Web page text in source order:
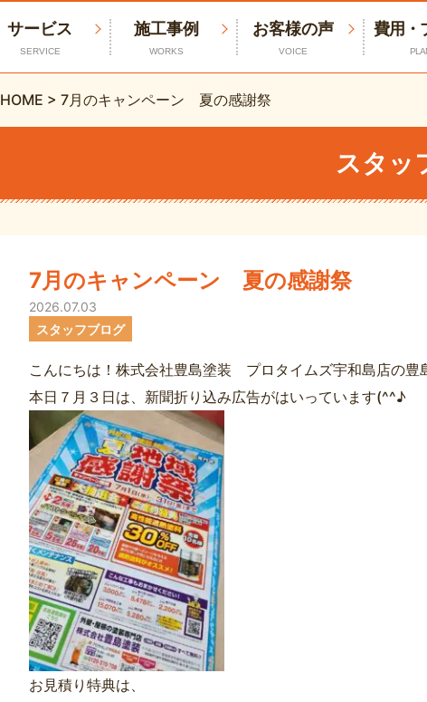
サービス
SERVICE
施工事例
WORKS
お客様の声
VOICE
費用・
HOME > 7月のキャンペーン 夏の感謝祭
スタッ
7月のキャンペーン 夏の感謝祭
2026.07.03
スタッフブログ
こんにちは！株式会社豊島塗装 プロタイムズ宇和島店の豊
本日７月３日は、新聞折り込み広告がはいっています(^^♪
お見積り特典は、